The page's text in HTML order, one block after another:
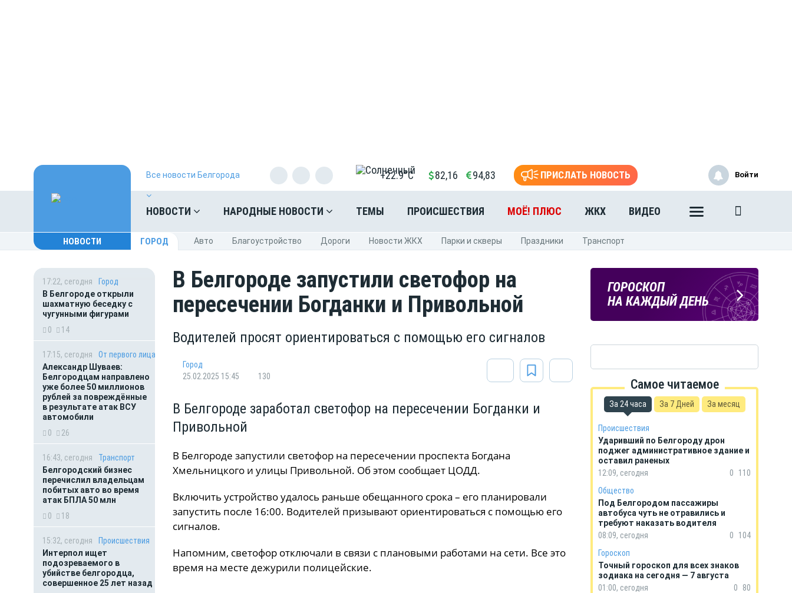
Все новости Белгорода +22.9°C 82,16 94,83 ПРИСЛАТЬ НОВОСТЬ
НОВОСТИ НАРОДНЫЕ НОВОСТИ ТЕМЫ ПРОИСШЕСТВИЯ МОЁ! ПЛЮС ЖКХ ВИДЕО
Войти
НОВОСТИ ГОРОД Авто Благоустройство Дороги Новости ЖКХ Парки и скверы Праздники Транспорт
17:22, сегодня
Город
В Белгороде открыли
шахматную беседку с
чугунными фигурами
0
14
17:15, сегодня
От первого лица
Александр Шуваев:
Белгородцам направлено
уже более 50 миллионов
рублей за повреждённые
в результате атак ВСУ
автомобили
0
26
16:43, сегодня
Транспорт
Белгородский бизнес
перечислил владельцам
побитых авто во время
атак БПЛА 50 млн
0
18
15:32, сегодня
Происшествия
Интерпол ищет
подозреваемого в
убийстве белгородца,
совершенное 25 лет назад
В Белгороде запустили светофор на
пересечении Богданки и Привольной
Водителей просят ориентироваться с помощью его сигналов
Город
25.02.2025 15:45
130
В Белгороде заработал светофор на пересечении Богданки и
Привольной
В Белгороде запустили светофор на пересечении проспекта Богдана
Хмельницкого и улицы Привольной. Об этом сообщает ЦОДД.
Включить устройство удалось раньше обещанного срока – его планировали
запустить после 16:00. Водителей призывают ориентироваться с помощью его
сигналов.
Напомним, светофор отключали в связи с плановыми работами на сети. Все это
время на месте дежурили полицейские.
ГОРОСКОП
НА КАЖДЫЙ ДЕНЬ
Подпишись
на тг-канал
«МОЁ! Белгород»
ПОГОДА
В БЕЛГОРОДЕ
Самое читаемое
За 24 часа За 7 Дней За месяц
Происшествия
Ударивший по Белгороду дрон
поджег административное здание и
оставил раненых
12:09, сегодня
0
110
Общество
Под Белгородом пассажиры
автобуса чуть не отравились и
требуют наказать водителя
08:09, сегодня
0
104
Гороскоп
Точный гороскоп для всех знаков
зодиака на сегодня — 7 августа
01:00, сегодня
0
80